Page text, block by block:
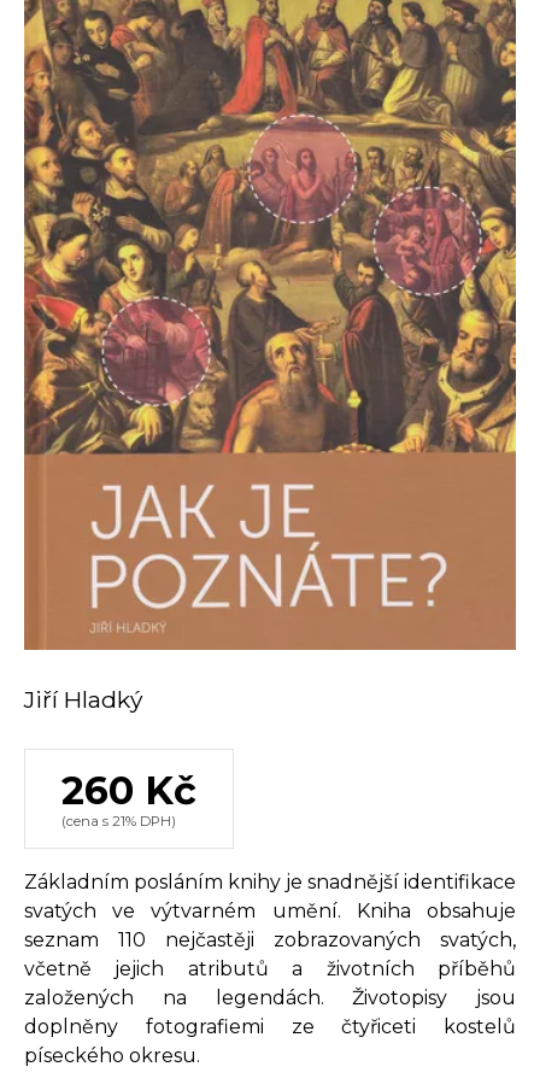
Jiří Hladký
260 Kč
(cena s 21% DPH)
Základním posláním knihy je snadnější identifikace
svatých ve výtvarném umění. Kniha obsahuje
seznam 110 nejčastěji zobrazovaných svatých,
včetně jejich atributů a životních příběhů
založených na legendách. Životopisy jsou
doplněny fotografiemi ze čtyřiceti kostelů
píseckého okresu.